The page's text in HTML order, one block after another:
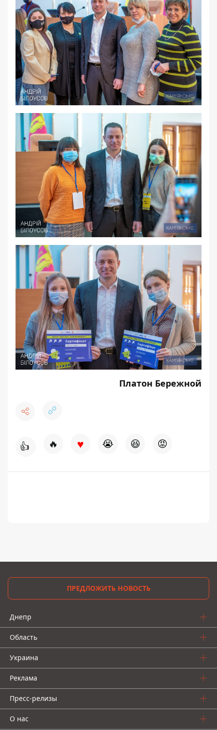
Платон Бережной
👍 🔥 ♥ 😭 😆 😡
ПРЕДЛОЖИТЬ НОВОСТЬ
Днепр
Область
Украина
Реклама
Пресс-релизы
О нас